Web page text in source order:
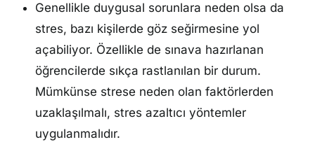
Genellikle duygusal sorunlara neden olsa da
stres, bazı kişilerde göz seğirmesine yol
açabiliyor. Özellikle de sınava hazırlanan
öğrencilerde sıkça rastlanılan bir durum.
Mümkünse strese neden olan faktörlerden
uzaklaşılmalı, stres azaltıcı yöntemler
uygulanmalıdır.